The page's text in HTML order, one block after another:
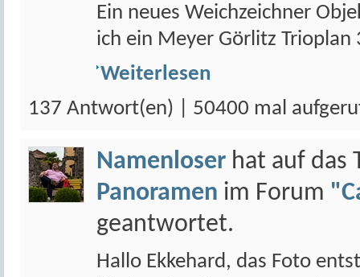
Ein neues Weichzeichner
ich ein Meyer Görlitz
Weiterlesen
137 Antwort(en) | 50400 mal
Namenloser hat auf das
Panoramen im Forum
geantwortet.
Hallo Ekkehard, das Foto